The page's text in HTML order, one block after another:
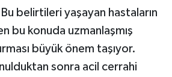
belirtileri yaşayan hastaların
bu konuda uzmanlaşmış
büyük önem taşıyor.
sonra acil cerrahi